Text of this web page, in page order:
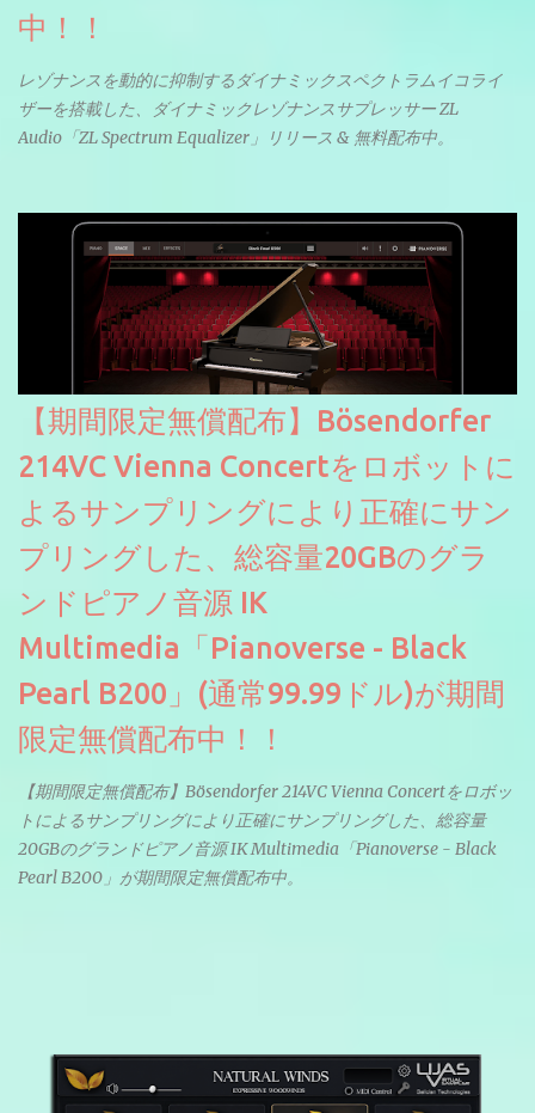
中！！
レゾナンスを動的に抑制するダイナミックスペクトラムイコライ
ザーを搭載した、ダイナミックレゾナンスサプレッサー ZL
Audio「ZL Spectrum Equalizer」リリース & 無料配布中。
【期間限定無償配布】Bösendorfer
214VC Vienna Concertをロボットに
よるサンプリングにより正確にサン
プリングした、総容量20GBのグラ
ンドピアノ音源 IK
Multimedia「Pianoverse - Black
Pearl B200」(通常99.99ドル)が期間
限定無償配布中！！
【期間限定無償配布】Bösendorfer 214VC Vienna Concertをロボッ
トによるサンプリングにより正確にサンプリングした、総容量
20GBのグランドピアノ音源 IK Multimedia「Pianoverse - Black
Pearl B200」が期間限定無償配布中。